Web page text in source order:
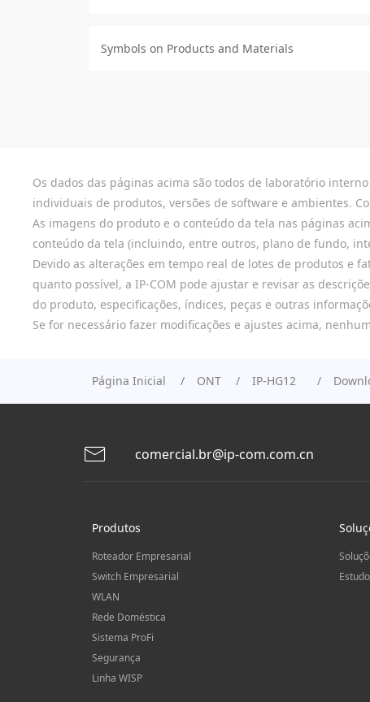
Symbols on Products and Materials
Os dados das páginas acima são todos de laboratório
individuais de produtos, versões de software e ambientes.
As imagens do produto e o conteúdo da tela nas páginas
conteúdo da tela (incluindo, entre outros, plano de fundo,
Devido as alterações em tempo real de lotes de produtos e
quanto possível, a IP-COM pode ajustar e revisar as
do produto, especificações, índices, peças e outras
Se for necessário fazer modificações e ajustes acima,
Página Inicial ONT IP-HG12
comercial.br@ip-com.com.cn
Produtos
Roteador Empresarial
Switch Empresarial
WLAN
Rede Doméstica
Sistema ProFi
Segurança
Linha WISP